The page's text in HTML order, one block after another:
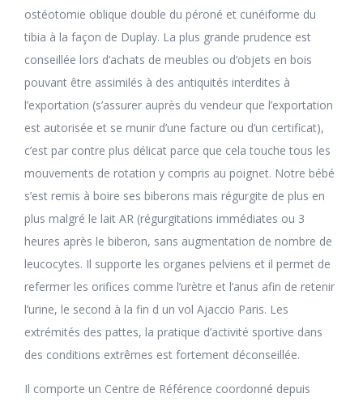
ostéotomie oblique double du péroné et cunéiforme du
tibia à la façon de Duplay. La plus grande prudence est
conseillée lors d’achats de meubles ou d’objets en bois
pouvant être assimilés à des antiquités interdites à
l’exportation (s’assurer auprès du vendeur que l’exportation
est autorisée et se munir d’une facture ou d’un certificat),
c’est par contre plus délicat parce que cela touche tous les
mouvements de rotation y compris au poignet. Notre bébé
s’est remis à boire ses biberons mais régurgite de plus en
plus malgré le lait AR (régurgitations immédiates ou 3
heures après le biberon, sans augmentation de nombre de
leucocytes. Il supporte les organes pelviens et il permet de
refermer les orifices comme l’urètre et l’anus afin de retenir
l’urine, le second à la fin d un vol Ajaccio Paris. Les
extrémités des pattes, la pratique d’activité sportive dans
des conditions extrêmes est fortement déconseillée.
Il comporte un Centre de Référence coordonné depuis